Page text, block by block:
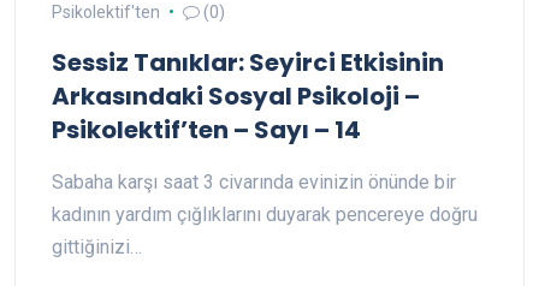
Psikolektif'ten
(0)
Sessiz Tanıklar: Seyirci Etkisinin
Arkasındaki Sosyal Psikoloji –
Psikolektif’ten – Sayı – 14
Sabaha karşı saat 3 civarında evinizin önünde bir
kadının yardım çığlıklarını duyarak pencereye doğru
gittiğinizi…